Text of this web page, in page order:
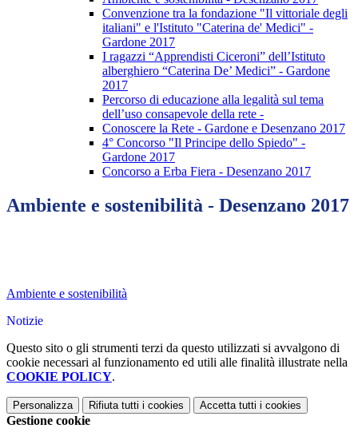
Convenzione tra la fondazione "Il vittoriale degli
italiani" e l'Istituto "Caterina de' Medici" -
Gardone 2017
I ragazzi “Apprendisti Ciceroni” dell’Istituto
alberghiero “Caterina De’ Medici” - Gardone
2017
Percorso di educazione alla legalità sul tema
dell’uso consapevole della rete -
Conoscere la Rete - Gardone e Desenzano 2017
4° Concorso "Il Principe dello Spiedo" -
Gardone 2017
Concorso a Erba Fiera - Desenzano 2017
Ambiente e sostenibilità - Desenzano 2017
Ambiente e sostenibilità
Notizie
Questo sito o gli strumenti terzi da questo utilizzati si avvalgono di
cookie necessari al funzionamento ed utili alle finalità illustrate nella
COOKIE POLICY.
Personalizza Rifiuta tutti i cookies Accetta tutti i cookies
Gestione cookie